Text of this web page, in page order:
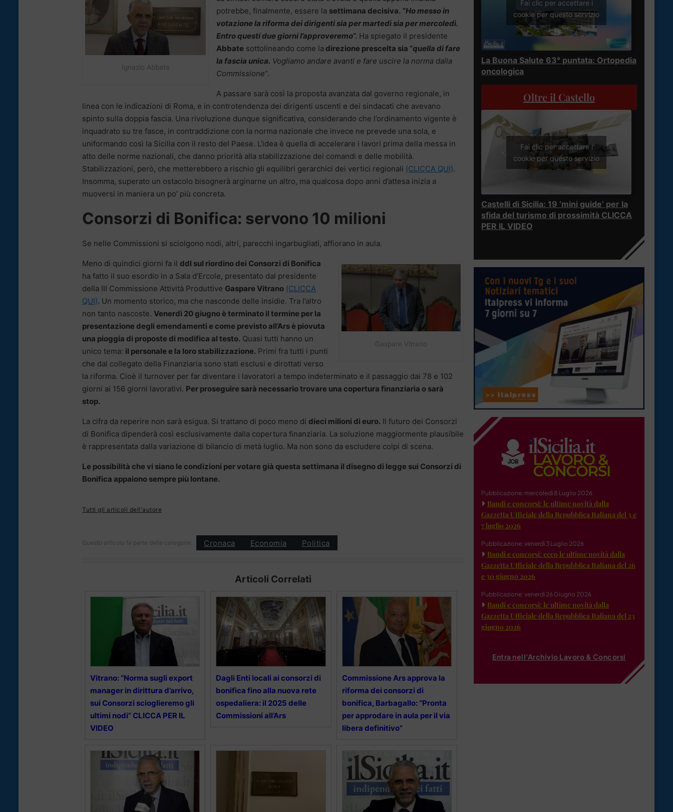
Ignazio Abbate
potrebbe, finalmente, essere la settimana decisiva. “Ho messo in
votazione la riforma dei dirigenti sia per martedì sia per mercoledì.
Entro questi due giorni l’approveremo“. Ha spiegato il presidente
Abbate sottolineando come la direzione prescelta sia “quella di fare
la fascia unica. Vogliamo andare avanti e fare uscire la norma dalla
Commissione“.
A passare sarà così la proposta avanzata dal governo regionale, in
linea con le indicazioni di Roma, e in controtendenza dei dirigenti uscenti e dei sindacati che avevano
spinto sulla doppia fascia. Una rivoluzione dunque significativa, considerando che l’ordinamento vigente è
inquadrato su tre fasce, in contraddizione con la norma nazionale che invece ne prevede una sola, e
uniformando così la Sicilia con il resto del Paese. L’idea è quella di accelerare i lavori prima della messa in
atto delle norme nazionali, che danno priorità alla stabilizzazione dei comandi e delle mobilità.
Stabilizzazioni, però, che metterebbero a rischio gli equilibri gerarchici dei vertici regionali (CLICCA QUI).
Insomma, superato un ostacolo bisognerà arginarne un altro, ma qualcosa dopo anni d’attesa inizia a
muoversi in maniera un po’ più concreta.
Consorzi di Bonifica: servono 10 milioni
Se nelle Commissioni si sciolgono nodi, altri, parecchi ingarbugliati, affiorano in aula.
Gaspare Vitrano
Meno di quindici giorni fa il ddl sul riordino dei Consorzi di Bonifica
ha fatto il suo esordio in a Sala d’Ercole, presentato dal presidente
della III Commissione Attività Produttive Gaspare Vitrano (CLICCA
QUI). Un momento storico, ma che nasconde delle insidie. Tra l’altro
non tanto nascoste. Venerdì 20 giugno è terminato il termine per la
presentazione degli emendamenti e come previsto all’Ars è piovuta
una pioggia di proposte di modifica al testo. Quasi tutti hanno un
unico tema: il personale e la loro stabilizzazione. Primi fra tutti i punti
che dal collegato della Finanziaria sono stati esclusi e dirottati verso
la riforma. Cioè il turnover per far diventare i lavoratori a tempo indeterminato e il passaggio dai 78 e 102
giorni ai 156 giorni lavorativi. Per proseguire sarà necessario trovare una copertura finanziaria o sarà
stop.
La cifra da reperire non sarà esigua. Si trattano di poco meno di dieci milioni di euro. Il futuro dei Consorzi
di Bonifica dipenderà così esclusivamente dalla copertura finanziaria. La soluzione maggiormente plausibile
è rappresentata dalla variazione di bilancio di metà luglio. Ma non sono da escludere colpi di scena.
Le possibilità che vi siano le condizioni per votare già questa settimana il disegno di legge sui Consorzi di
Bonifica appaiono sempre più lontane.
Tutti gli articoli dell'autore
Questo articolo fa parte delle categorie: Cronaca Economia Politica
Articoli Correlati
Vitrano: “Norma sugli export
manager in dirittura d’arrivo,
sui Consorzi scioglieremo gli
ultimi nodi” CLICCA PER IL
VIDEO
Dagli Enti locali ai consorzi di
bonifica fino alla nuova rete
ospedaliera: il 2025 delle
Commissioni all’Ars
Commissione Ars approva la
riforma dei consorzi di
bonifica, Barbagallo: “Pronta
per approdare in aula per il via
libera definitivo”
Fai clic per accettare i
cookie per questo servizio
La Buona Salute 63° puntata: Ortopedia
oncologica
Oltre il Castello
Fai clic per accettare i
cookie per questo servizio
Castelli di Sicilia: 19 ‘mini guide’ per la
sfida del turismo di prossimità CLICCA
PER IL VIDEO
Pubblicazione: mercoledì 8 Luglio 2026
Bandi e concorsi: le ultime novità dalla
Gazzetta Ufficiale della Repubblica Italiana del 3 e
7 luglio 2026
Pubblicazione: venerdì 3 Luglio 2026
Bandi e concorsi: ecco le ultime novità dalla
Gazzetta Ufficiale della Repubblica Italiana del 26
e 30 giugno 2026
Pubblicazione: venerdì 26 Giugno 2026
Bandi e concorsi: le ultime novità dalla
Gazzetta Ufficiale della Repubblica Italiana del 23
giugno 2026
Entra nell'Archivio Lavoro & Concorsi